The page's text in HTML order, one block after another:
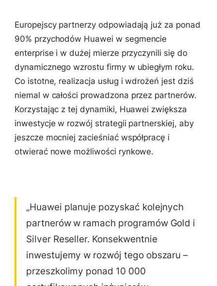
Europejscy partnerzy odpowiadają już za ponad
90% przychodów Huawei w segmencie
enterprise i w dużej mierze przyczynili się do
dynamicznego wzrostu firmy w ubiegłym roku.
Co istotne, realizacja usług i wdrożeń jest dziś
niemal w całości prowadzona przez partnerów.
Korzystając z tej dynamiki, Huawei zwiększa
inwestycje w rozwój strategii partnerskiej, aby
jeszcze mocniej zacieśniać współpracę i
otwierać nowe możliwości rynkowe.
„Huawei planuje pozyskać kolejnych
partnerów w ramach programów Gold i
Silver Reseller. Konsekwentnie
inwestujemy w rozwój tego obszaru –
przeszkolimy ponad 10 000